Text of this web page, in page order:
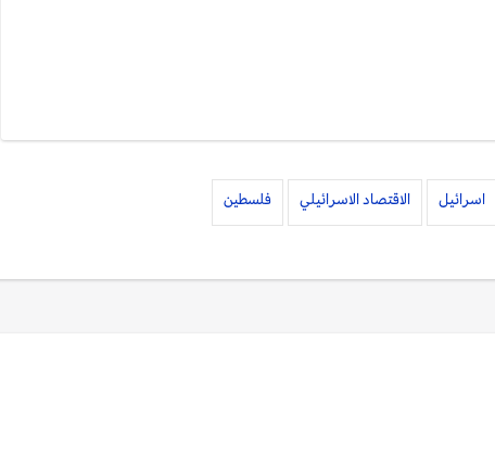
اسرائيل الاقتصاد الاسرائيلي فلسطين